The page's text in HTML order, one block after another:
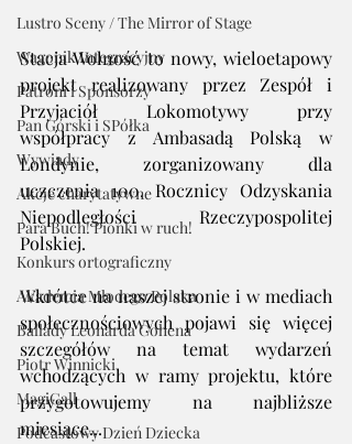
Lustro Sceny / The Mirror of Stage
Wagonik Integracyjny
Patroni i Sponsorzy
Pan Górski i SPółka
Wywiady
Akcje charytatywne
Para Buch! Pionki w ruch!
Konkurs ortograficzny
Akademia Młodego Polaka
Ballady Leonarda Cohena
Piotr Winnicki
MagiCall
Podcastowy Dzień Dziecka
Stacja Wolność to nowy, wieloetapowy
projekt realizowany przez Zespół i
Przyjaciół Lokomotywy przy
współpracy z Ambasadą Polską w
Londynie, zorganizowany dla
uczczenia 100. Rocznicy Odzyskania
Niepodległości Rzeczypospolitej
Polskiej.
Wkrótce na naszej stronie i w mediach
społecznościowych pojawi się więcej
szczegółów na temat wydarzeń
wchodzących w ramy projektu, które
przygotowujemy na najbliższe
miesiące...